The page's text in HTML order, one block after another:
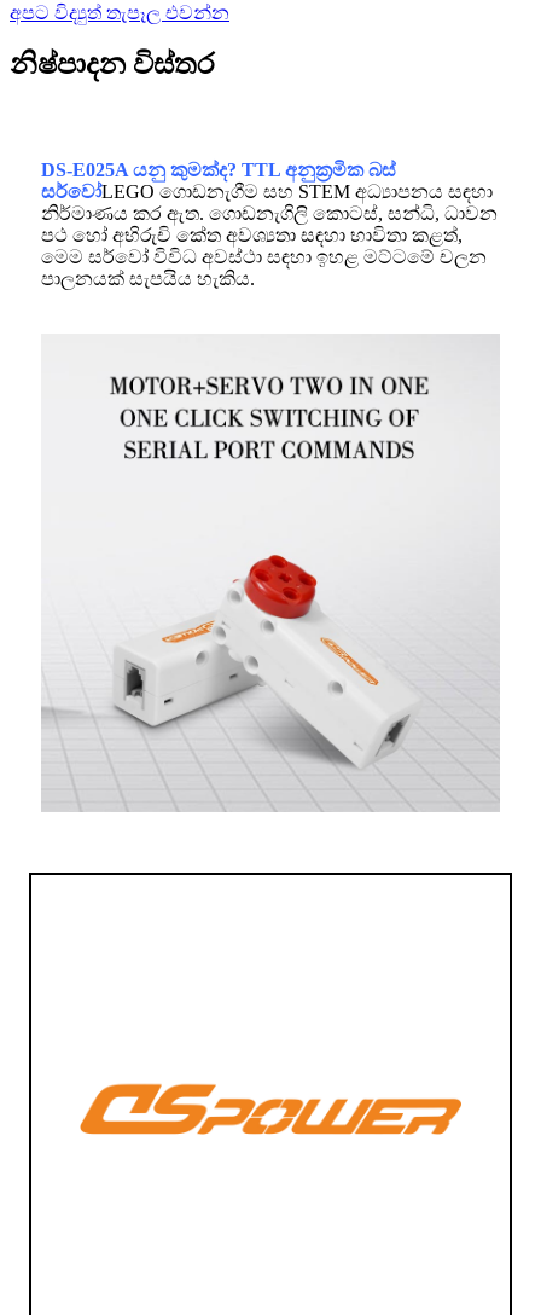
අපට විද්‍යුත් තැපෑල එවන්න
නිෂ්පාදන විස්තර
DS-E025A යනු කුමක්ද? TTL අනුක්‍රමික බස්
සර්වෝLEGO ගොඩනැගීම සහ STEM අධ්‍යාපනය සඳහා
නිර්මාණය කර ඇත. ගොඩනැගිලි කොටස්, සන්ධි, ධාවන
පථ හෝ අභිරුචි කේත අවශ්‍යතා සඳහා භාවිතා කළත්,
මෙම සර්වෝ විවිධ අවස්ථා සඳහා ඉහළ මට්ටමේ චලන
පාලනයක් සැපයිය හැකිය.